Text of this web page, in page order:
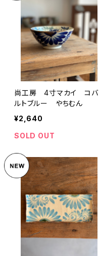
尚工房 4寸マカイ コバ
ルトブルー やちむん
¥2,640
SOLD OUT